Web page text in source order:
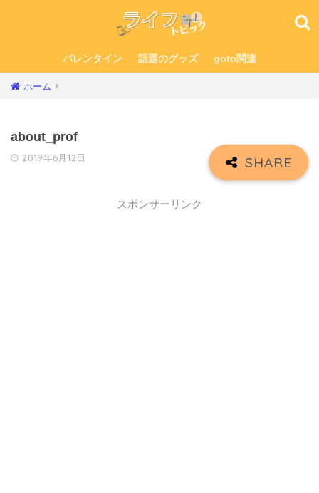
バレンタイン 話題のグッズ goto関連
ホーム
about_prof
2019年6月12日
スポンサーリンク